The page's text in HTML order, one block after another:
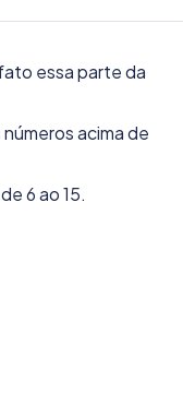
essa parte da
acima de
6 ao 15.